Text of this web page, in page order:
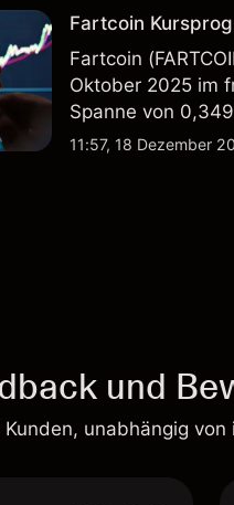
Fartcoin
Fartcoin
Oktober 2025 im
Spanne von
seiner
11:57, 18 Dezember
und
unabhängig